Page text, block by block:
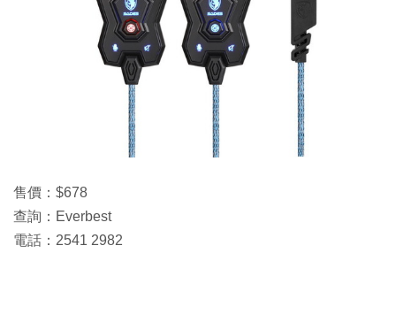
售價：$678
查詢：Everbest
電話：2541 2982